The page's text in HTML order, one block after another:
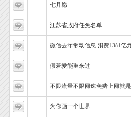
七月愿
江苏省政府任免名单
微信去年带动信息 消费1381亿
假若爱能重来过
不限流量不限网速免费上网就
为你画一个世界